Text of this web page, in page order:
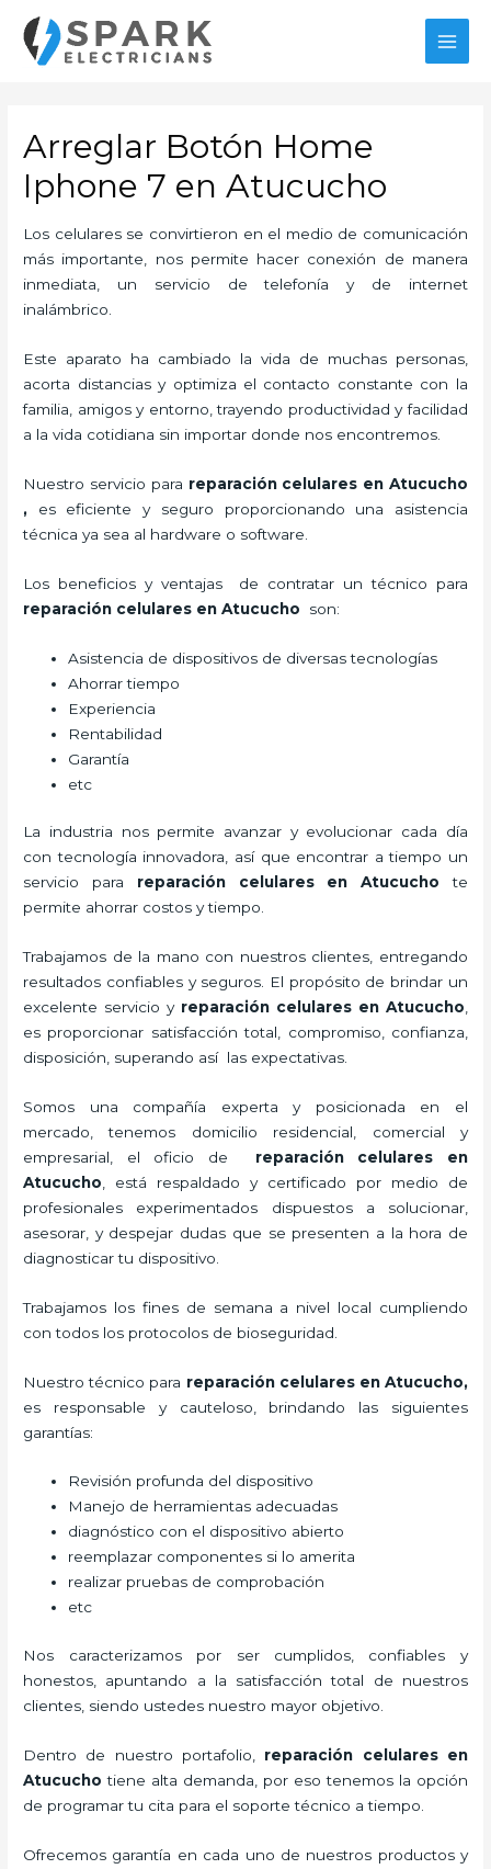
contenido
Arreglar Botón Home
Iphone 7 en Atucucho
Los celulares se convirtieron en el medio de comunicación
más importante, nos permite hacer conexión de manera
inmediata, un servicio de telefonía y de internet
inalámbrico.
Este aparato ha cambiado la vida de muchas personas,
acorta distancias y optimiza el contacto constante con la
familia, amigos y entorno, trayendo productividad y facilidad
a la vida cotidiana sin importar donde nos encontremos.
Nuestro servicio para reparación celulares en Atucucho
, es eficiente y seguro proporcionando una asistencia
técnica ya sea al hardware o software.
Los beneficios y ventajas de contratar un técnico para
reparación celulares en Atucucho son:
Asistencia de dispositivos de diversas tecnologías
Ahorrar tiempo
Experiencia
Rentabilidad
Garantía
etc
La industria nos permite avanzar y evolucionar cada día
con tecnología innovadora, así que encontrar a tiempo un
servicio para reparación celulares en Atucucho te
permite ahorrar costos y tiempo.
Trabajamos de la mano con nuestros clientes, entregando
resultados confiables y seguros. El propósito de brindar un
excelente servicio y reparación celularesen Atucucho
es proporcionar satisfacción total, compromiso, confianza,
disposición, superando así las expectativas.
Somos una compañía experta y posicionada en el
mercado, tenemos domicilio residencial, comercial y
empresarial, el oficio de reparación celulares en
Atucucho , está respaldado y certificado por medio de
profesionales experimentados dispuestos a solucionar,
asesorar, y despejar dudas que se presenten a la hora de
diagnosticar tu dispositivo.
Trabajamos los fines de semana a nivel local cumpliendo
con todos los protocolos de bioseguridad.
Nuestro técnico para reparación celulares en Atucucho,
es responsable y cauteloso, brindando las siguientes
garantías:
Revisión profunda del dispositivo
Manejo de herramientas adecuadas
diagnóstico con el dispositivo abierto
reemplazar componentes si lo amerita
realizar pruebas de comprobación
etc
Nos caracterizamos por ser cumplidos, confiables y
honestos, apuntando a la satisfacción total de nuestros
clientes, siendo ustedes nuestro mayor objetivo.
Dentro de nuestro portafolio, reparación celulares en
Atucucho tiene alta demanda, por eso tenemos la opción
de programar tu cita para el soporte técnico a tiempo.
Ofrecemos garantía en cada uno de nuestros productos y